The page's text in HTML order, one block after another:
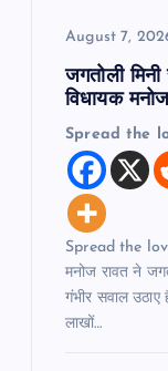
August 7,
जगतोली
विधायक
Spread the
Spread the
मनोज रावत ने
गंभीर सवाल उठाए
लाखों…